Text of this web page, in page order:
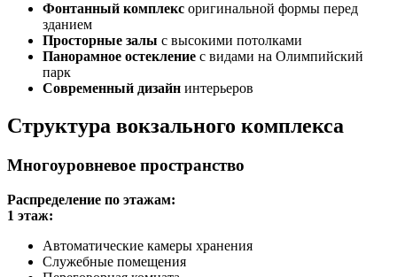
Фонтанный комплекс оригинальной формы перед
зданием
Просторные залы с высокими потолками
Панорамное остекление с видами на Олимпийский
парк
Современный дизайн интерьеров
Структура вокзального комплекса
Многоуровневое пространство
Распределение по этажам:
1 этаж:
Автоматические камеры хранения
Служебные помещения